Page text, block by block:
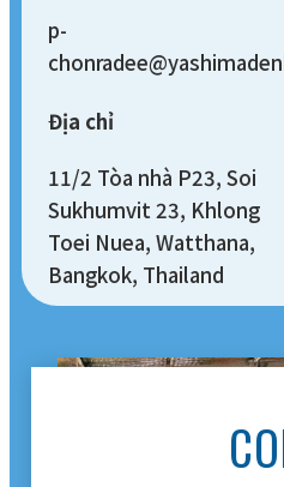
p-
Địa chỉ
11/2 Tòa nhà P23, Soi
Sukhumvit 23, Khlong
Toei Nuea, Watthana,
Bangkok, Thailand